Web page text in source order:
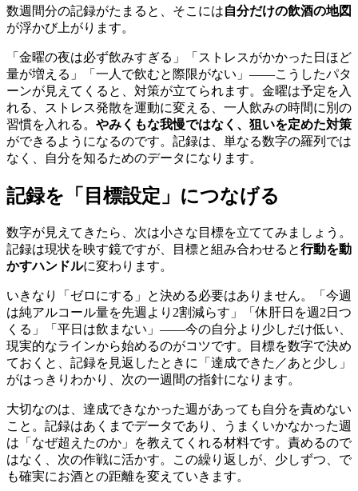
数週間分の記録がたまると、そこには自分だけの飲酒の地図
が浮かび上がります。
「金曜の夜は必ず飲みすぎる」「ストレスがかかった日ほど
量が増える」「一人で飲むと際限がない」——こうしたパタ
ーンが見えてくると、対策が立てられます。金曜は予定を入
れる、ストレス発散を運動に変える、一人飲みの時間に別の
習慣を入れる。 やみくもな我慢ではなく、狙いを定めた対策
ができるようになるのです。記録は、単なる数字の羅列では
なく、自分を知るためのデータになります。
記録を「目標設定」につなげる
数字が見えてきたら、次は小さな目標を立ててみましょう。
記録は現状を映す鏡ですが、目標と組み合わせると行動を動
かすハンドルに変わります。
いきなり「ゼロにする」と決める必要はありません。「今週
は純アルコール量を先週より2割減らす」「休肝日を週2日つ
くる」「平日は飲まない」——今の自分より少しだけ低い、
現実的なラインから始めるのがコツです。目標を数字で決め
ておくと、記録を見返したときに「達成できた／あと少し」
がはっきりわかり、次の一週間の指針になります。
大切なのは、達成できなかった週があっても自分を責めない
こと。記録はあくまでデータであり、うまくいかなかった週
は「なぜ超えたのか」を教えてくれる材料です。責めるので
はなく、次の作戦に活かす。この繰り返しが、少しずつ、で
も確実にお酒との距離を変えていきます。